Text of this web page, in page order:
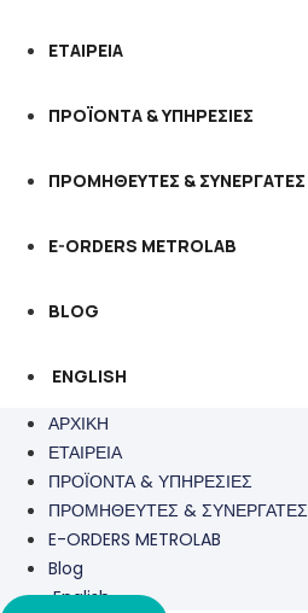
ΕΤΑΙΡΕΙΑ
ΠΡΟΪΟΝΤΑ & ΥΠΗΡΕΣΙΕΣ
ΠΡΟΜΗΘΕΥΤΕΣ & ΣΥΝΕΡΓΑΤΕΣ
E-ORDERS METROLAB
BLOG
ENGLISH
ΑΡΧΙΚΗ
ΕΤΑΙΡΕΙΑ
ΠΡΟΪΟΝΤΑ & ΥΠΗΡΕΣΙΕΣ
ΠΡΟΜΗΘΕΥΤΕΣ & ΣΥΝΕΡΓΑΤΕΣ
E-ORDERS METROLAB
Blog
English